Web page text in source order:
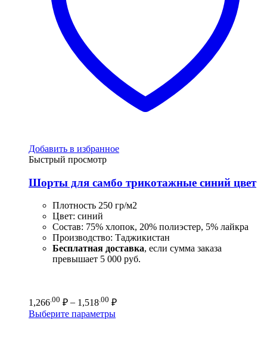
Добавить в избранное
Быстрый просмотр
Шорты для самбо трикотажные синий цвет
Плотность 250 гр/м2
Цвет: синий
Состав: 75% хлопок, 20% полиэстер, 5% лайкра
Производство: Таджикистан
Бесплатная доставка, если сумма заказа
превышает 5 000 руб.
1,266 .00 ₽ – 1,518 .00 ₽Диапазон
Выберите параметры